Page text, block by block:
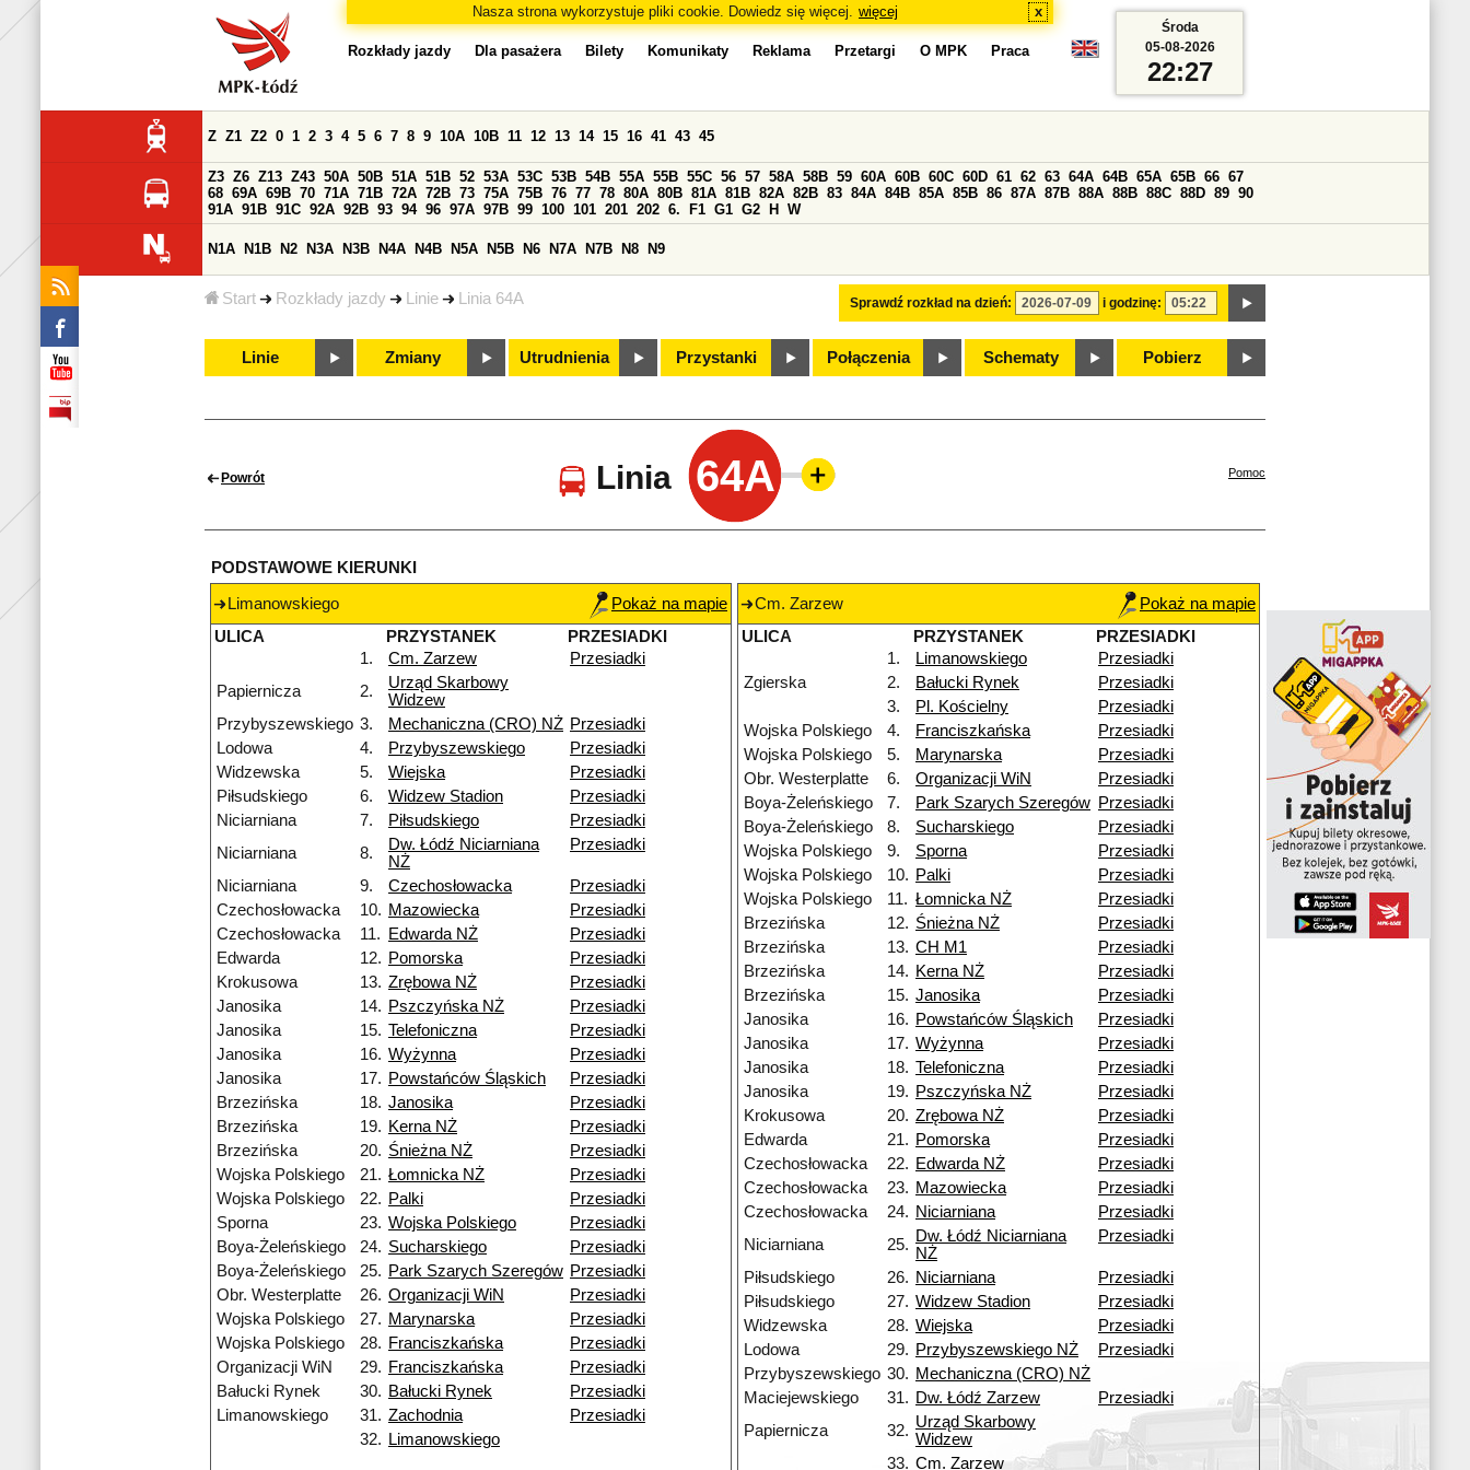
Nasza strona wykorzystuje pliki cookie. Dowiedz się więcej. więcej x
Start Rozkłady jazdy Linie Linia 64A
Rozkłady jazdy Dla pasażera Bilety Komunikaty Reklama Przetargi O MPK Praca
Sprawdź rozkład na dzień: i godzinę:
Z Z1 Z2 0 1 2 3 4 5 6 7 8 9 10A 10B 11 12 13 14 15 16 41 43 45
Z3 Z6 Z13 Z43 50A 50B 51A 51B 52 53A 53C 53B 54B 55A 55B 55C 56 57 58A 58B 59 60A 60B 60C 60D 61 62 63 64A 64B 65A 65B 66 67
68 69A 69B 70 71A 71B 72A 72B 73 75A 75B 76 77 78 80A 80B 81A 81B 82A 82B 83 84A 84B 85A 85B 86 87A 87B 88A 88B 88C 88D 89 90
91A 91B 91C 92A 92B 93 94 96 97A 97B 99 100 101 201 202 6. F1 G1 G2 H W
N1A N1B N2 N3A N3B N4A N4B N5A N5B N6 N7A N7B N8 N9
Linie Zmiany Utrudnienia Przystanki Połączenia Schematy Pobierz
Środa
05-08-2026
22:27
Powrót Linia 64A Pomoc
PODSTAWOWE KIERUNKI
Limanowskiego
Pokaż na mapie
ULICA
PRZYSTANEK
PRZESIADKI
1.
Cm. Zarzew
Przesiadki
Papiernicza
2.
Urząd Skarbowy
Widzew
Przybyszewskiego 3. Mechaniczna (CRO) NŻ Przesiadki
Lodowa
4. Przybyszewskiego
Przesiadki
Widzewska
5. Wiejska
Przesiadki
Piłsudskiego
6. Widzew Stadion
Przesiadki
Niciarniana
7. Piłsudskiego
Przesiadki
Niciarniana
8.
Dw. Łódź Niciarniana
NŻ
Przesiadki
Niciarniana 9. Czechosłowacka
Przesiadki
Czechosłowacka
10. Mazowiecka
Przesiadki
Czechosłowacka
11. Edwarda NŻ
Przesiadki
Edwarda
12. Pomorska
Przesiadki
Krokusowa
13. Zrębowa NŻ
Przesiadki
Janosika
14. Pszczyńska NŻ
Przesiadki
Janosika
15. Telefoniczna
Przesiadki
Janosika
16. Wyżynna
Przesiadki
Janosika
17. Powstańców Śląskich
Przesiadki
Brzezińska
18. Janosika
Przesiadki
Brzezińska
19. Kerna NŻ
Przesiadki
Brzezińska
20. Śnieżna NŻ
Przesiadki
Wojska Polskiego
21. Łomnicka NŻ
Przesiadki
Wojska Polskiego
22. Palki
Przesiadki
Sporna
23. Wojska Polskiego
Przesiadki
Boya-Żeleńskiego
24. Sucharskiego
Przesiadki
Boya-Żeleńskiego
25. Park Szarych Szeregów Przesiadki
Obr. Westerplatte
26. Organizacji WiN
Przesiadki
Wojska Polskiego
27. Marynarska
Przesiadki
Wojska Polskiego
28. Franciszkańska
Przesiadki
Organizacji WiN
29. Franciszkańska
Przesiadki
Bałucki Rynek
30. Bałucki Rynek
Przesiadki
Limanowskiego
31. Zachodnia
Przesiadki
32.
Limanowskiego
Cm. Zarzew
Pokaż na mapie
ULICA
PRZYSTANEK
PRZESIADKI
1.
Limanowskiego
Przesiadki
Zgierska
2. Bałucki Rynek
Przesiadki
3.
Pl. Kościelny
Przesiadki
Wojska Polskiego
4. Franciszkańska
Przesiadki
Wojska Polskiego
5. Marynarska
Przesiadki
Obr. Westerplatte
6. Organizacji WiN
Przesiadki
Boya-Żeleńskiego
7. Park Szarych Szeregów Przesiadki
Boya-Żeleńskiego
8. Sucharskiego
Przesiadki
Wojska Polskiego
9. Sporna
Przesiadki
Wojska Polskiego
10. Palki
Przesiadki
Wojska Polskiego
11. Łomnicka NŻ
Przesiadki
Brzezińska
12. Śnieżna NŻ
Przesiadki
Brzezińska
13. CH M1
Przesiadki
Brzezińska
14. Kerna NŻ
Przesiadki
Brzezińska
15. Janosika
Przesiadki
Janosika
16. Powstańców Śląskich
Przesiadki
Janosika
17. Wyżynna
Przesiadki
Janosika
18. Telefoniczna
Przesiadki
Janosika
19. Pszczyńska NŻ
Przesiadki
Krokusowa
20. Zrębowa NŻ
Przesiadki
Edwarda
21. Pomorska
Przesiadki
Czechosłowacka
22. Edwarda NŻ
Przesiadki
Czechosłowacka
23. Mazowiecka
Przesiadki
Czechosłowacka
24. Niciarniana
Przesiadki
Niciarniana
25. Dw. Łódź Niciarniana
NŻ
Przesiadki
Piłsudskiego 26. Niciarniana
Przesiadki
Piłsudskiego
27. Widzew Stadion
Przesiadki
Widzewska
28. Wiejska
Przesiadki
Lodowa
29. Przybyszewskiego NŻ
Przesiadki
Przybyszewskiego 30. Mechaniczna (CRO) NŻ
Maciejewskiego
31. Dw. Łódź Zarzew
Przesiadki
Papiernicza
32. Urząd Skarbowy
Widzew
33. Cm. Zarzew